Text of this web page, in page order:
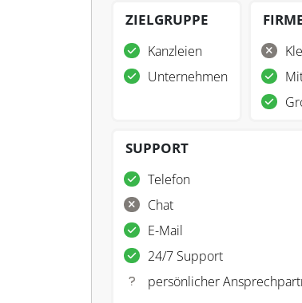
ZIELGRUPPE
Kanzleien
Unternehmen
SUPPORT
Telefon
Chat
E-Mail
24/7 Support
persönlicher